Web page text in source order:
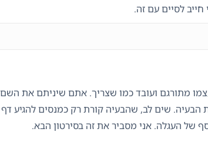
חייב לסיים עם זה.
מתורגם ועובד כמו שצריך. אתם שיניתם את השם
הבעיה. שים לב, שהבעיה קורת רק כמנסים להגיע דף
של העגלה. אני מסביר את זה בסירטון הבא.